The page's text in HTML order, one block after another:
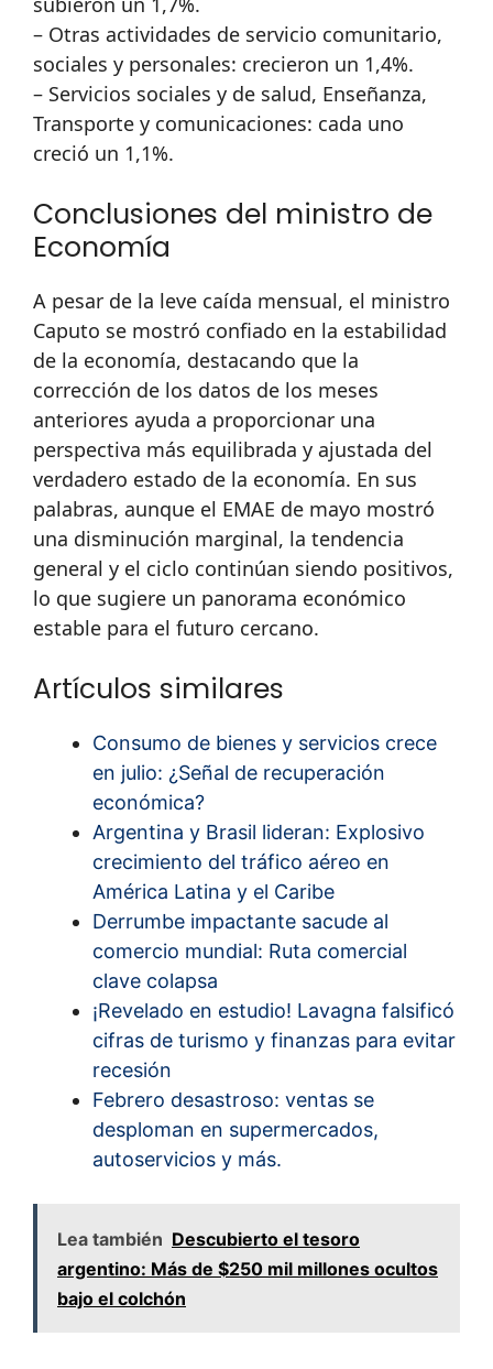
– Otras actividades de servicio comunitario,
sociales y personales: crecieron un 1,4%.
– Servicios sociales y de salud, Enseñanza,
Transporte y comunicaciones: cada uno
creció un 1,1%.
Conclusiones del ministro de
Economía
A pesar de la leve caída mensual, el ministro
Caputo se mostró confiado en la estabilidad
de la economía, destacando que la
corrección de los datos de los meses
anteriores ayuda a proporcionar una
perspectiva más equilibrada y ajustada del
verdadero estado de la economía. En sus
palabras, aunque el EMAE de mayo mostró
una disminución marginal, la tendencia
general y el ciclo continúan siendo positivos,
lo que sugiere un panorama económico
estable para el futuro cercano.
Artículos similares
Consumo de bienes y servicios crece
en julio: ¿Señal de recuperación
económica?
Argentina y Brasil lideran: Explosivo
crecimiento del tráfico aéreo en
América Latina y el Caribe
Derrumbe impactante sacude al
comercio mundial: Ruta comercial
clave colapsa
¡Revelado en estudio! Lavagna falsificó
cifras de turismo y finanzas para evitar
recesión
Febrero desastroso: ventas se
desploman en supermercados,
autoservicios y más.
Lea también Descubierto el tesoro
argentino: Más de $250 mil millones ocultos
bajo el colchón